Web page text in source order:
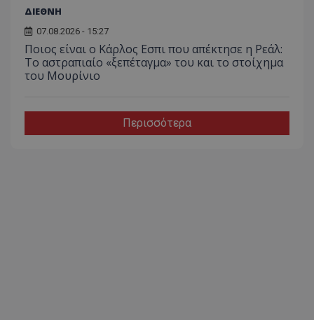
ΔΙΕΘΝΗ
07.08.2026 - 15:27
Ποιος είναι ο Κάρλος Εσπι που απέκτησε η Ρεάλ:
Το αστραπιαίο «ξεπέταγμα» του και το στοίχημα
του Μουρίνιο
Περισσότερα